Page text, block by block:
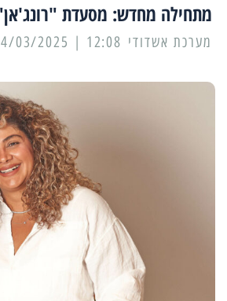
מתחילה מחדש: מסעדת
מערכת אשדודי 12:08 | 04/03/2025